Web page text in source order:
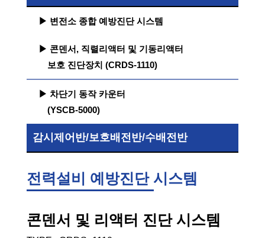
▶ 변전소 종합 예방진단 시스템
▶ 콘덴서, 직렬리액터 및 기동리액터
보호 진단장치 (CRDS-1110)
▶ 차단기 동작 카운터
(YSCB-5000)
감시제어반/보호배전반/수배전반
전력설비 예방진단 시스템
콘덴서 및 리액터 진단 시스템